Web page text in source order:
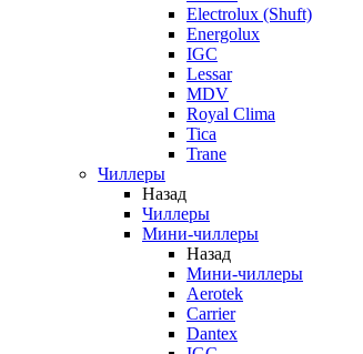
Electrolux (Shuft)
Energolux
IGC
Lessar
MDV
Royal Clima
Tica
Trane
Чиллеры
Назад
Чиллеры
Мини-чиллеры
Назад
Мини-чиллеры
Aerotek
Carrier
Dantex